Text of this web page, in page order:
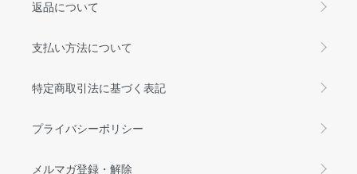
返品について
支払い方法について
特定商取引法に基づく表記
プライバシーポリシー
メルマガ登録・解除